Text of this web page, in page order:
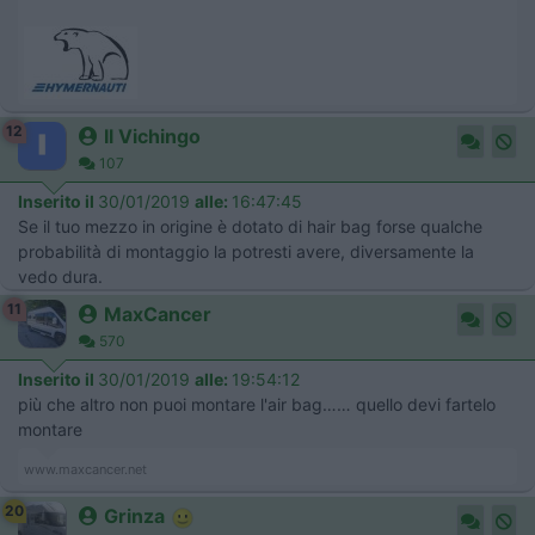
12 Il Vichingo
107
Inserito il 30/01/2019 alle: 16:47:45
Se il tuo mezzo in origine è dotato di hair bag forse qualche
probabilità di montaggio la potresti avere, diversamente la
vedo dura.
11 MaxCancer
570
Inserito il 30/01/2019 alle: 19:54:12
più che altro non puoi montare l'air bag…… quello devi fartelo
montare
www.maxcancer.net
20 Grinza